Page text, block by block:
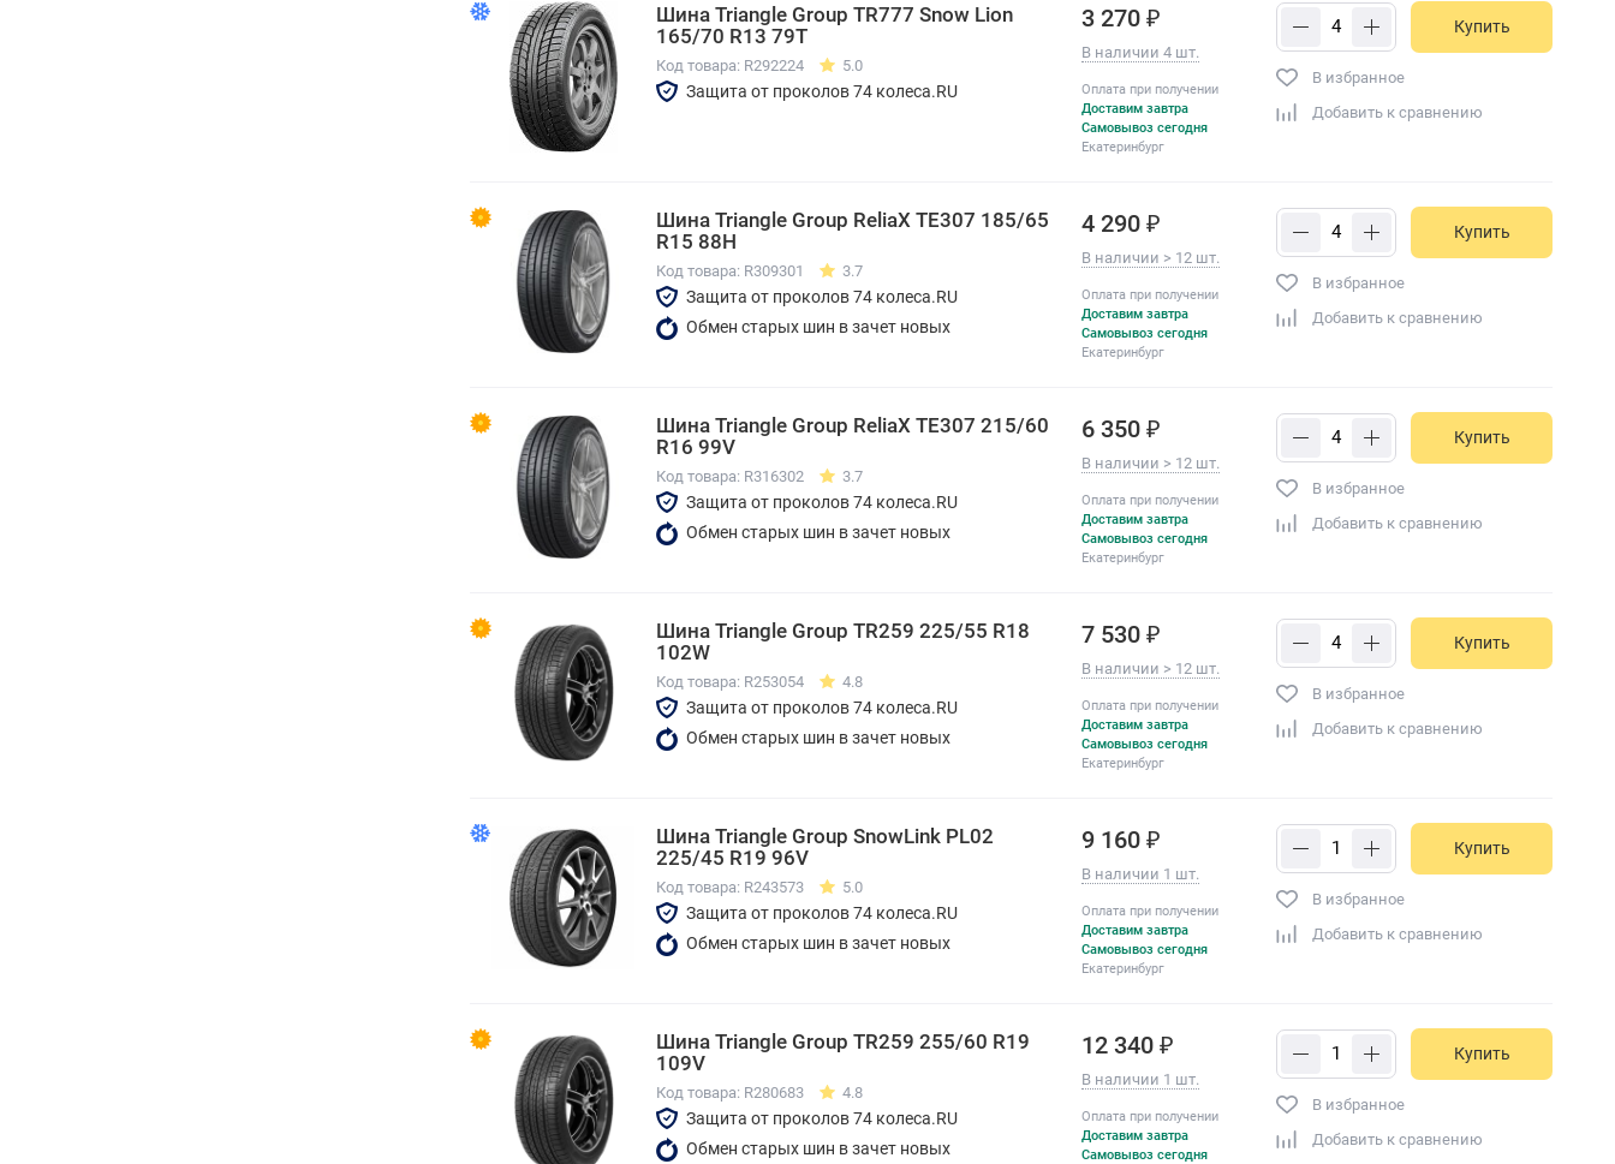
Шина Triangle Group TR777 Snow Lion
165/70 R13 79T
Код товара: R292224 5.0
Защита от проколов 74 колеса.RU
3 270 ₽
В наличии 4 шт.
Оплата при получении
Доставим завтра
Самовывоз сегодня
Екатеринбург
Купить
В избранное
Добавить к сравнению
Шина Triangle Group ReliaX TE307 185/65
R15 88H
Код товара: R309301 3.7
Защита от проколов 74 колеса.RU
Обмен старых шин в зачет новых
4 290 ₽
В наличии > 12 шт.
Оплата при получении
Доставим завтра
Самовывоз сегодня
Екатеринбург
Купить
В избранное
Добавить к сравнению
Шина Triangle Group ReliaX TE307 215/60
R16 99V
Код товара: R316302 3.7
Защита от проколов 74 колеса.RU
Обмен старых шин в зачет новых
6 350 ₽
В наличии > 12 шт.
Оплата при получении
Доставим завтра
Самовывоз сегодня
Екатеринбург
Купить
В избранное
Добавить к сравнению
Шина Triangle Group TR259 225/55 R18
102W
Код товара: R253054 4.8
Защита от проколов 74 колеса.RU
Обмен старых шин в зачет новых
7 530 ₽
В наличии > 12 шт.
Оплата при получении
Доставим завтра
Самовывоз сегодня
Екатеринбург
Купить
В избранное
Добавить к сравнению
Шина Triangle Group SnowLink PL02
225/45 R19 96V
Код товара: R243573 5.0
Защита от проколов 74 колеса.RU
Обмен старых шин в зачет новых
9 160 ₽
В наличии 1 шт.
Оплата при получении
Доставим завтра
Самовывоз сегодня
Екатеринбург
Купить
В избранное
Добавить к сравнению
Шина Triangle Group TR259 255/60 R19
109V
Код товара: R280683 4.8
Защита от проколов 74 колеса.RU
Обмен старых шин в зачет новых
12 340 ₽
В наличии 1 шт.
Оплата при получении
Доставим завтра
Самовывоз сегодня
Купить
В избранное
Добавить к сравнению